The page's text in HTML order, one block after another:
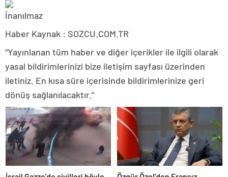
Haber Kaynak : SOZCU.COM.TR
“Yayınlanan tüm haber ve diğer içerikler ile ilgili olarak
yasal bildirimlerinizi bize iletişim sayfası üzerinden
iletiniz. En kısa süre içerisinde bildirimlerinize geri
dönüş sağlanılacaktır.”